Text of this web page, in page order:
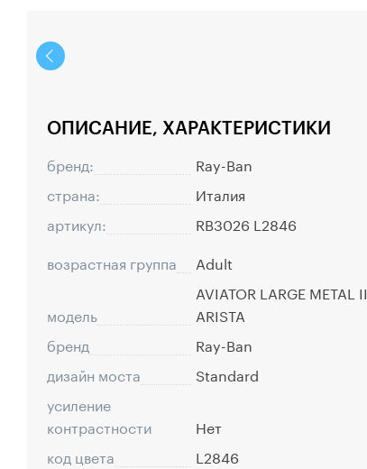
ОПИСАНИЕ, ХАРАКТЕРИСТИКИ
бренд:
Ray-Ban
страна:
Италия
артикул:
RB3026 L2846
возрастная группа
Adult
модель
AVIATOR LARGE METAL II
ARISTA
бренд
Ray-Ban
дизайн моста
Standard
усиление
контрастности
Нет
код цвета
L2846